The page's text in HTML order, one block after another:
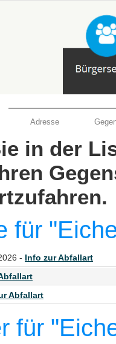
Adresse
in der
für
- Info zur Abfallart
Abfallart
für